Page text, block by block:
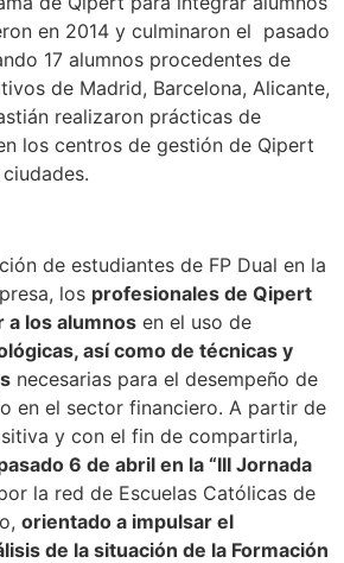
en 2014 y culminaron el pasado
17 alumnos procedentes de
de Madrid, Barcelona, Alicante,
realizaron prácticas de
los centros de gestión de Qipert
de estudiantes de FP Dual en la
los profesionales de Qipert
los alumnos en el uso de
así como de técnicas y
necesarias para el desempeño de
en el sector financiero. A partir de
y con el fin de compartirla,
6 de abril en la “III Jornada
la red de Escuelas Católicas de
orientado a impulsar el
de la situación de la Formación